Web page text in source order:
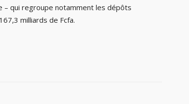
– qui regroupe notamment les dépôts
milliards de Fcfa.